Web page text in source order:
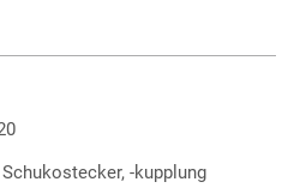
Schukostecker, -kupplung